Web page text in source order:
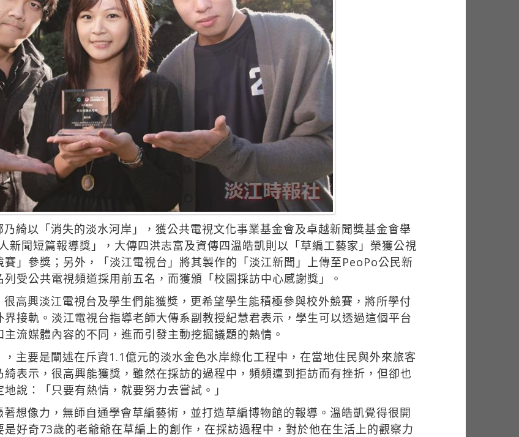
乃綺以「消失的淡水河岸」，獲公共電視文化事業基金會及卓越新聞獎基金會舉
新聞短篇報導獎」，大傳四洪志富及資傳四溫皓凱則以「草編工藝家」榮獲公視
賽」參獎；另外，「淡江電視台」將其製作的「淡江新聞」上傳至PeoPo公民新
受公共電視頻道採用前五名，而獲頒「校園採訪中心感謝獎」。
高興淡江電視台及學生們能獲獎，更希望學生能積極參與校外競賽，將所學付
接軌。淡江電視台指導老師大傳系副教授紀慧君表示，學生可以透過這個平台
流媒體內容的不同，進而引發主動挖掘議題的熱情。
主要是闡述在斥資1.1億元的淡水金色水岸綠化工程中，在當地住民與外來旅客
表示，很高興能獲獎，雖然在採訪的過程中，頻頻遭到拒訪而有挫折，但卻也
說：「只要有熱情，就要努力去嘗試。」
著想像力，無師自通學會草編藝術，並打造草編博物館的報導。溫皓凱覺得很開
好奇73歲的老爺爺在草編上的創作，在採訪過程中，對於他在生活上的觀察力